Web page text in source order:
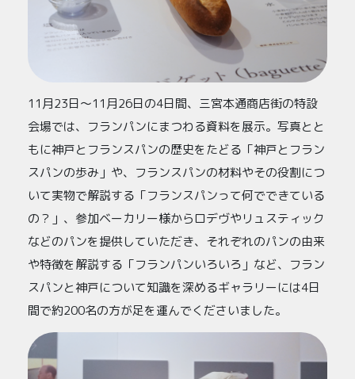
11月23日～11月26日の4日間、三宮本通商店街の特設
会場では、フランパンにまつわる資料を展示。写真とと
もに神戸とフランスパンの歴史をたどる「神戸とフラン
スパンの歩み」や、フランスパンの材料やその役割につ
いて実物で解説する「フランスパンって何でできている
の？」、参加ベーカリー様からロデヴやリュスティック
などのパンを提供していただき、それぞれのパンの由来
や特徴を解説する「フランパンいろいろ」など、フラン
スパンと神戸について知識を深めるギャラリーには4日
間で約200名の方が足を運んでくださいました。